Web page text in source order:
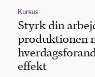
Kursus
Styrk din
produktionen
effekt